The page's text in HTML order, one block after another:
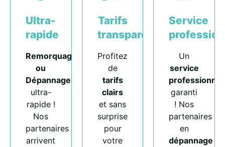
Ultra-
rapide
Remorquage
ou
Dépannage
ultra-
rapide !
Nos
partenaires
arrivent
Tarifs
transparents
Profitez
de
tarifs
clairs
et sans
surprise
pour
votre
Service
Un
service
professionnel
garanti
! Nos
partenaires
en
dépannage